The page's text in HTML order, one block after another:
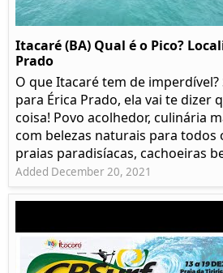
Itacaré (BA) Qual é o Pico?
Prado​
O que Itacaré tem de
para Érica Prado, ela vai te dizer
coisa!​ Povo acolhedor, culinária
com belezas naturais para todos
praias paradisíacas, cachoeiras
Added December 20, 2021